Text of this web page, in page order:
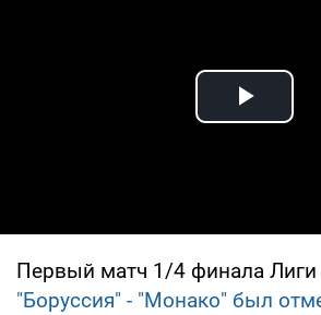
Play
Первый матч 1/4 финала
"Боруссия" - "Монако" был